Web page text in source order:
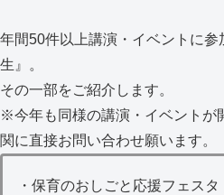
年間50件以上講演・イベントに
生』。
その一部をご紹介します。
※今年も同様の講演・イベントが
関に直接お問い合わせ願います。
・保育のおしごと応援フェスタ